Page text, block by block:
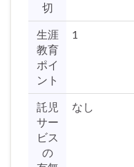
切
生涯
教育
ポイ
ント
1
託児
サー
ビス
の
なし